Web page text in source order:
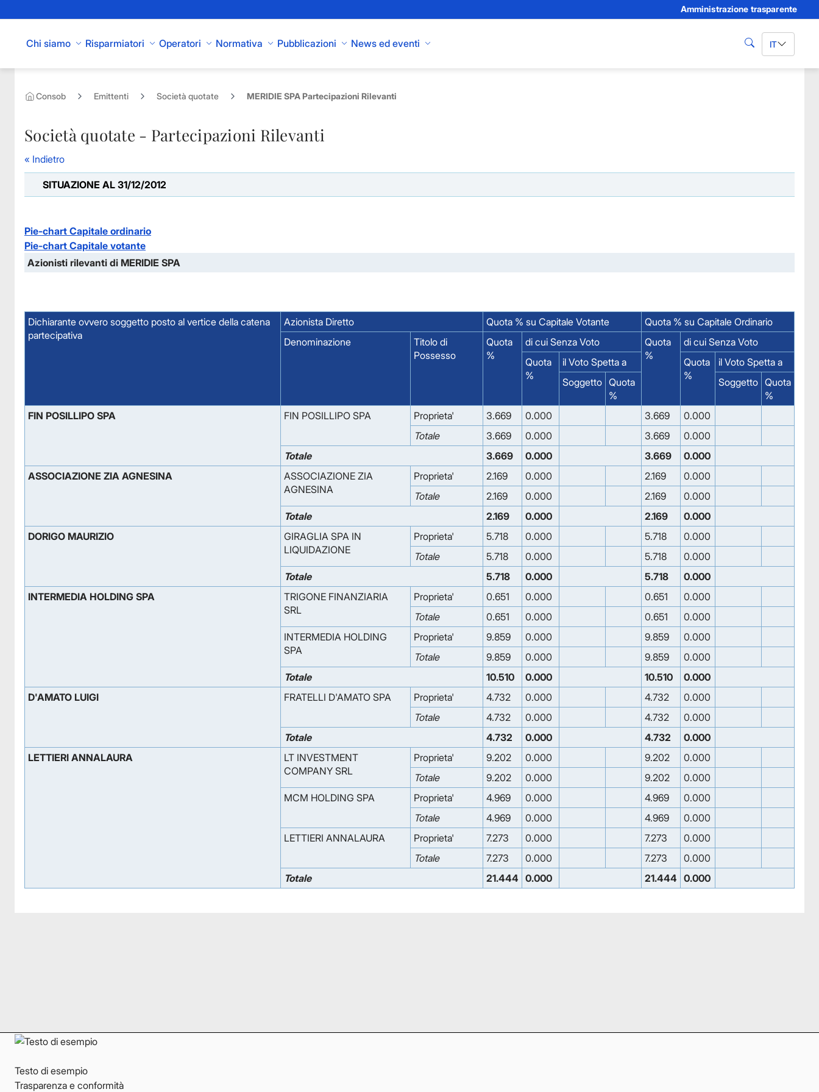
Amministrazione trasparente
Chi siamo Risparmiatori Operatori Normativa Pubblicazioni News ed eventi cerca IT
Consob Emittenti Società quotate MERIDIE SPA Partecipazioni Rilevanti
Società quotate - Partecipazioni Rilevanti
« Indietro
SITUAZIONE AL 31/12/2012
Pie-chart Capitale ordinario
Pie-chart Capitale votante
Azionisti rilevanti di MERIDIE SPA
Dichiarante ovvero soggetto posto al vertice della catena
partecipativa
Azionista Diretto Quota % su Capitale Votante
Quota % su Capitale Ordinario
Denominazione
Titolo di
Possesso
Quota
%
di cui Senza Voto
Quota
%
di cui Senza Voto
Quota
%
il Voto Spetta a
Quota
%
il Voto Spetta a
Soggetto Quota
%
Soggetto Quota
%
FIN POSILLIPO SPA
FIN POSILLIPO SPA Proprieta' 3.669 0.000 3.669
0.000
Totale
3.669 0.000 3.669
0.000
Totale
3.669 0.000 3.669
0.000
ASSOCIAZIONE ZIA AGNESINA
ASSOCIAZIONE ZIA
AGNESINA
Proprieta' 2.169 0.000 2.169
0.000
Totale
2.169 0.000 2.169
0.000
Totale
2.169 0.000 2.169
0.000
DORIGO MAURIZIO
GIRAGLIA SPA IN
LIQUIDAZIONE
Proprieta' 5.718 0.000 5.718
0.000
Totale
5.718 0.000 5.718
0.000
Totale
5.718 0.000 5.718
0.000
INTERMEDIA HOLDING SPA
TRIGONE FINANZIARIA
SRL
Proprieta' 0.651 0.000 0.651
0.000
Totale
0.651 0.000 0.651
0.000
INTERMEDIA HOLDING
SPA
Proprieta' 9.859 0.000 9.859
0.000
Totale
9.859 0.000 9.859
0.000
Totale
10.510 0.000 10.510
0.000
D'AMATO LUIGI
FRATELLI D'AMATO SPA Proprieta' 4.732 0.000 4.732
0.000
Totale
4.732 0.000 4.732
0.000
Totale
4.732 0.000 4.732
0.000
LETTIERI ANNALAURA
LT INVESTMENT
COMPANY SRL
Proprieta' 9.202 0.000 9.202
0.000
Totale
9.202 0.000 9.202
0.000
MCM HOLDING SPA
Proprieta' 4.969 0.000 4.969
0.000
Totale
4.969 0.000 4.969
0.000
LETTIERI ANNALAURA
Proprieta' 7.273 0.000 7.273
0.000
Totale
7.273 0.000 7.273
0.000
Totale
21.444 0.000 21.444 0.000
Testo di esempio
Trasparenza e conformità